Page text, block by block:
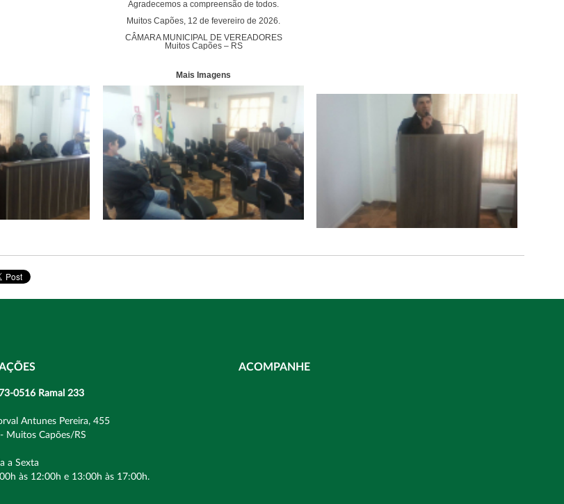
Agradecemos a compreensão de todos.
Muitos Capões, 12 de fevereiro de 2026.
CÂMARA MUNICIPAL DE VEREADORES
Muitos Capões – RS
Mais Imagens
0516 Ramal 233
Antunes Pereira, 455
Muitos Capões/RS
a Sexta
às 12:00h e 13:00h às 17:00h.
ACOMPANHE